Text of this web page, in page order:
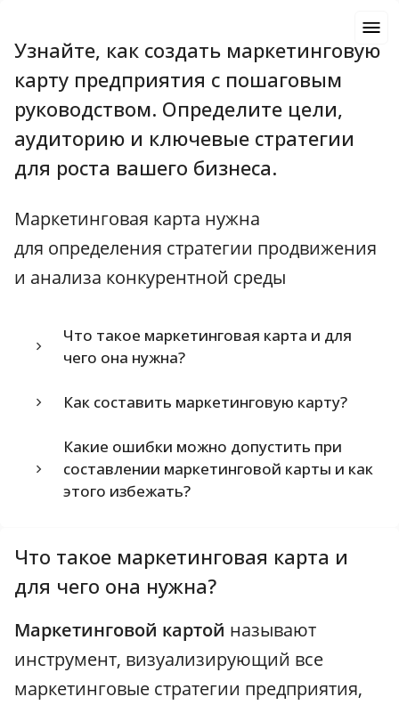
Узнайте, как создать маркетинговую
карту предприятия с пошаговым
руководством. Определите цели,
аудиторию и ключевые стратегии
для роста вашего бизнеса.
Маркетинговая карта нужна
для определения стратегии продвижения
и анализа конкурентной среды
Что такое маркетинговая карта и для
чего она нужна?
Как составить маркетинговую карту?
Какие ошибки можно допустить при
составлении маркетинговой карты и как
этого избежать?
Что такое маркетинговая карта и
для чего она нужна?
Маркетинговой картой называют
инструмент, визуализирующий все
маркетинговые стратегии предприятия,